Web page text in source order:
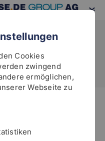
Hinweise
Cookies
zwingend
ermöglichen,
Webseite zu